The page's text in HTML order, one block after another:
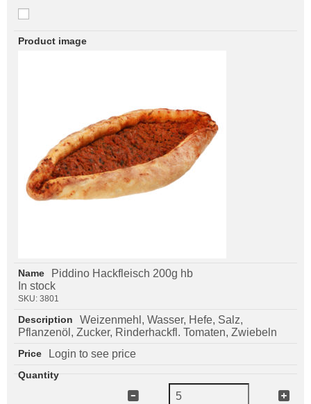
Piddino Hackfleisch 200g hb
In stock
SKU: 3801
Weizenmehl, Wasser, Hefe, Salz,
Pflanzenöl, Zucker, Rinderhackfl. Tomaten, Zwiebeln
Login to see price